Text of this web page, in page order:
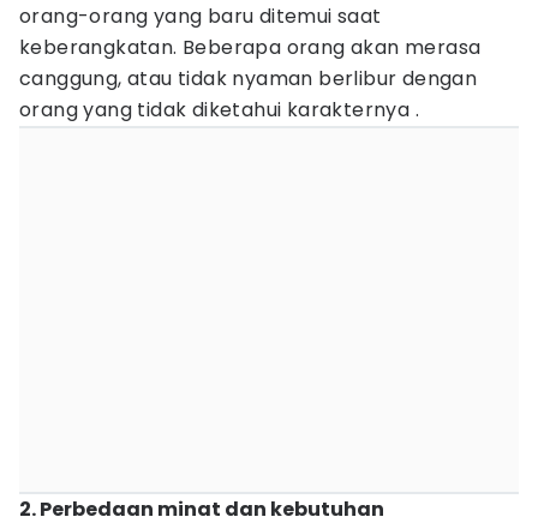
orang-orang yang baru ditemui saat
keberangkatan. Beberapa orang akan merasa
canggung, atau tidak nyaman berlibur dengan
orang yang tidak diketahui karakternya .
2. Perbedaan minat dan kebutuhan